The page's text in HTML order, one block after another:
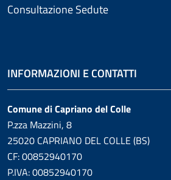
Consultazione Sedute
INFORMAZIONI E CONTATTI
Comune di Capriano del Colle
P.zza Mazzini, 8
25020 CAPRIANO DEL COLLE (BS)
CF: 00852940170
P.IVA: 00852940170